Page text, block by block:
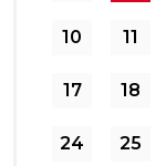
10 11
17 18
24 25